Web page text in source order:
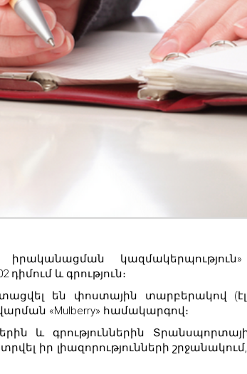
դիմում և գրություն։
ստացվել են փոստային տարբերակով
«Mulberry» համակարգով։
և գրություններին
իր լիազորությունների